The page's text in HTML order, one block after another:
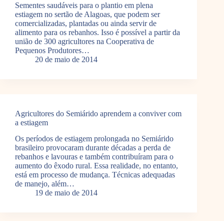
Sementes saudáveis para o plantio em plena
estiagem no sertão de Alagoas, que podem ser
comercializadas, plantadas ou ainda servir de
alimento para os rebanhos. Isso é possível a partir da
união de 300 agricultores na Cooperativa de
Pequenos Produtores…
20 de maio de 2014
Agricultores do Semiárido aprendem a conviver com
a estiagem
Os períodos de estiagem prolongada no Semiárido
brasileiro provocaram durante décadas a perda de
rebanhos e lavouras e também contribuíram para o
aumento do êxodo rural. Essa realidade, no entanto,
está em processo de mudança. Técnicas adequadas
de manejo, além…
19 de maio de 2014